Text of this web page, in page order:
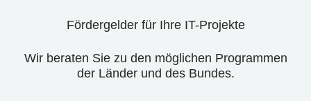
Fördergelder für Ihre IT-Projekte
Wir beraten Sie zu den möglichen Programmen
der Länder und des Bundes.